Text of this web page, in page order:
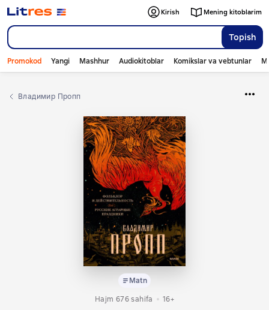
Topish
Kirish Mening kitoblarim
Promokod Yangi Mashhur Audiokitoblar Komikslar va vebtunlar
Владимир Пропп
Matn
Hajm 676 sahifa
16+